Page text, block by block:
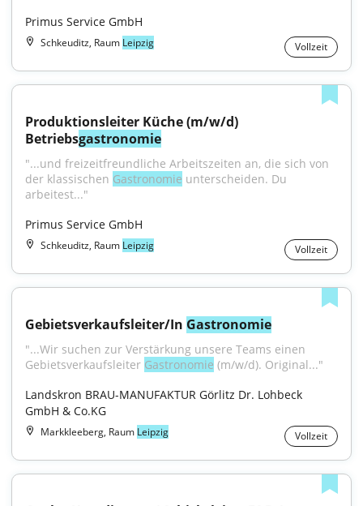
Primus Service GmbH
Schkeuditz, Raum Leipzig Vollzeit
Produktionsleiter Küche (m/w/d)
Betriebsgastronomie
"...und freizeitfreundliche Arbeitszeiten an, die sich von
der klassischen Gastronomie unterscheiden. Du
arbeitest..."
Primus Service GmbH
Schkeuditz, Raum Leipzig Vollzeit
Gebietsverkaufsleiter/In Gastronomie
"...Wir suchen zur Verstärkung unsere Teams einen
Gebietsverkaufsleiter Gastronomie (m/w/d). Original..."
Landskron BRAU-MANUFAKTUR Görlitz Dr. Lohbeck
GmbH & Co.KG
Markkleeberg, Raum Leipzig Vollzeit